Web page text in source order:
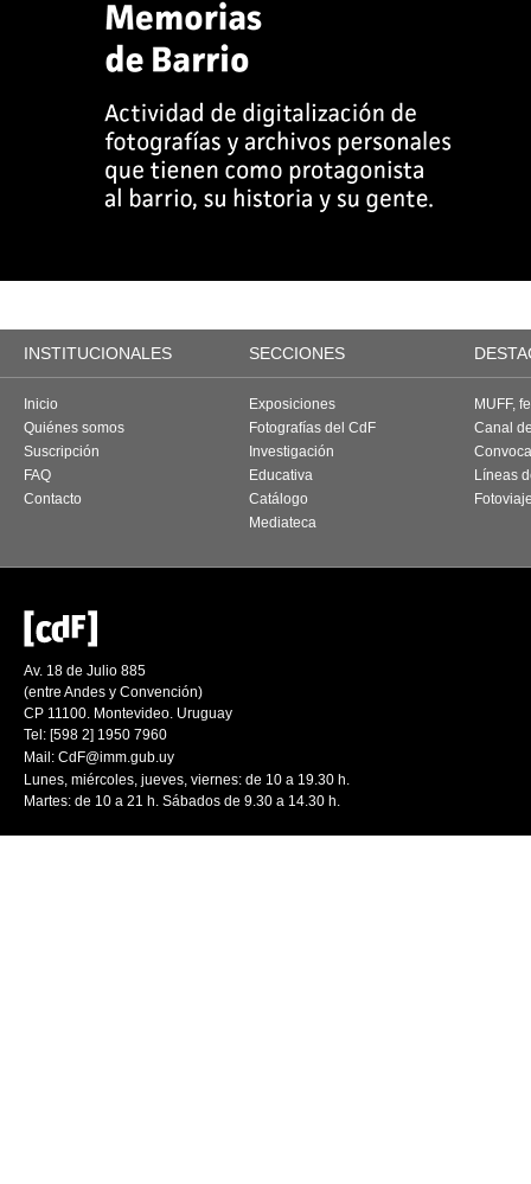
INSTITUCIONALES SECCIONES
Inicio
Quiénes somos
Suscripción
FAQ
Contacto
Exposiciones
Fotografías del CdF
Investigación
Educativa
Catálogo
Mediateca
MUFF,
Canal
Líneas
Av. 18 de Julio 885
(entre Andes y Convención)
CP 11100. Montevideo. Uruguay
Tel: [598 2] 1950 7960
Mail: CdF@imm.gub.uy
Lunes, miércoles, jueves, viernes: de 10 a 19.30 h.
Martes: de 10 a 21 h. Sábados de 9.30 a 14.30 h.